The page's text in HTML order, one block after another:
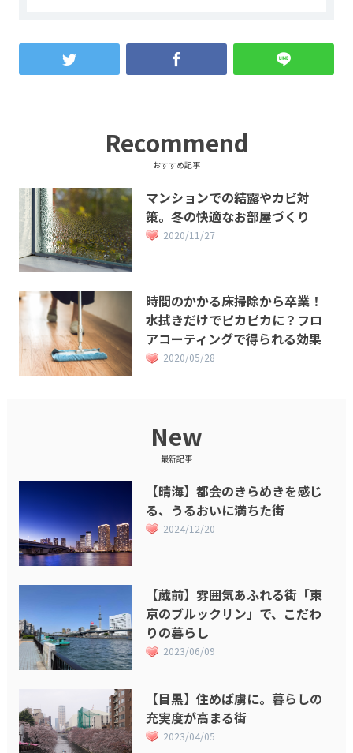
Recommend
おすすめ記事
マンションでの結露やカビ対
策。冬の快適なお部屋づくり
2020/11/27
時間のかかる床掃除から卒業！
水拭きだけでピカピカに？フロ
アコーティングで得られる効果
2020/05/28
New
最新記事
【晴海】都会のきらめきを感じ
る、うるおいに満ちた街
2024/12/20
【蔵前】雰囲気あふれる街「東
京のブルックリン」で、こだわ
りの暮らし
2023/06/09
【目黒】住めば虜に。暮らしの
充実度が高まる街
2023/04/05